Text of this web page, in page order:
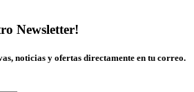
Newsletter!
noticias y ofertas directamente en tu correo.